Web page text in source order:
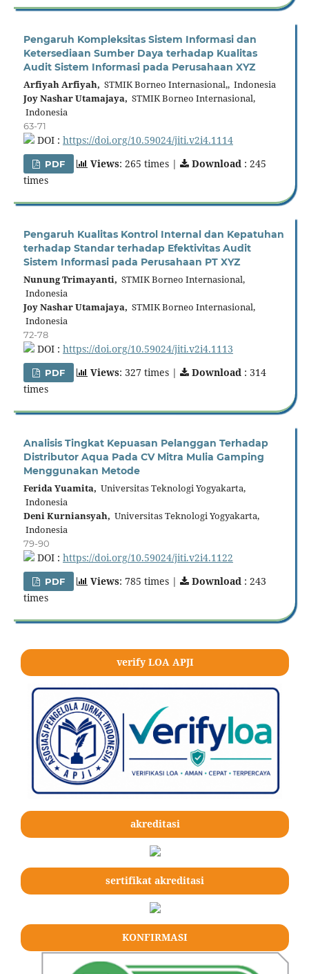
Pengaruh Kompleksitas Sistem Informasi dan
Ketersediaan Sumber Daya terhadap Kualitas
Audit Sistem Informasi pada Perusahaan XYZ
Arfiyah Arfiyah, STMIK Borneo Internasional,, Indonesia
Joy Nashar Utamajaya, STMIK Borneo Internasional,
Indonesia
63-71
DOI : https://doi.org/10.59024/jiti.v2i4.1114
PDF Views: 265 times | Download : 245
times
Pengaruh Kualitas Kontrol Internal dan Kepatuhan
terhadap Standar terhadap Efektivitas Audit
Sistem Informasi pada Perusahaan PT XYZ
Nunung Trimayanti, STMIK Borneo Internasional,
Indonesia
Joy Nashar Utamajaya, STMIK Borneo Internasional,
Indonesia
72-78
DOI : https://doi.org/10.59024/jiti.v2i4.1113
PDF Views: 327 times | Download : 314
times
Analisis Tingkat Kepuasan Pelanggan Terhadap
Distributor Aqua Pada CV Mitra Mulia Gamping
Menggunakan Metode
Ferida Yuamita, Universitas Teknologi Yogyakarta,
Indonesia
Deni Kurniansyah, Universitas Teknologi Yogyakarta,
Indonesia
79-90
DOI : https://doi.org/10.59024/jiti.v2i4.1122
PDF Views: 785 times | Download : 243
times
verify LOA APJI
akreditasi
sertifikat akreditasi
KONFIRMASI